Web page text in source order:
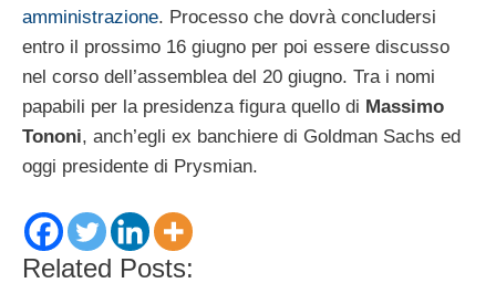
amministrazione. Processo che dovrà concludersi
entro il prossimo 16 giugno per poi essere discusso
nel corso dell’assemblea del 20 giugno. Tra i nomi
papabili per la presidenza figura quello di Massimo
Tononi, anch’egli ex banchiere di Goldman Sachs ed
oggi presidente di Prysmian.
Related Posts: